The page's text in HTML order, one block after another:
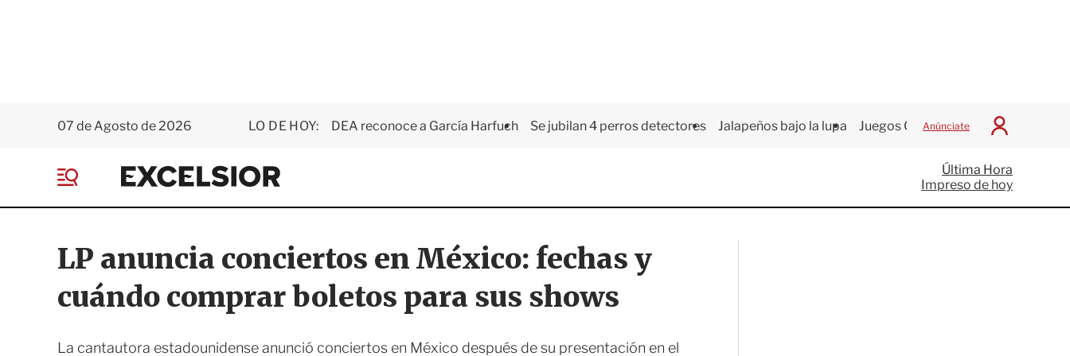
07 de Agosto de 2026 LO DE HOY: DEA reconoce a García Harfuch Se jubilan 4 perros detectores Jalapeños bajo la lupa Juegos Centroamericanos
Anúnciate
I
c
i
a
E
x
e
i
o
r
e
Última Hora
Impreso de hoy
LP anuncia conciertos en México: fechas y
cuándo comprar boletos para sus shows
La cantautora estadounidense anunció conciertos en México después de su presentación en el